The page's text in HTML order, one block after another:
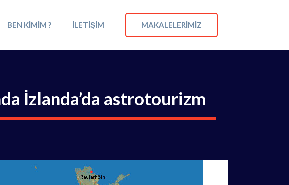
BEN KIMIM ? İLETIŞIM MAKALELERIMIZ
İzlanda’da astrotourizm